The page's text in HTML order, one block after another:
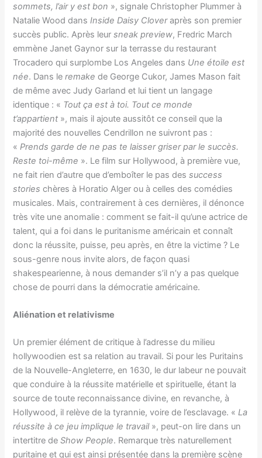
sommets, l’air y est bon », signale Christopher Plummer à
Natalie Wood dans Inside Daisy Cloveraprès son premier
succès public. Après leursneak preview, Fredric March
emmène Janet Gaynor sur la terrasse du restaurant
Trocadero qui surplombe Los Angeles dans Une étoile est
née. Dans le remake de George Cukor, James Mason fait
de même avec Judy Garland et lui tient un langage
identique : « Tout ça est à toi. Tout ce monde
t’appartient », mais il ajoute aussitôt ce conseil que la
majorité des nouvelles Cendrillon ne suivront pas :
« Prends garde de ne pas te laisser griser par le succès.
Reste toi-même ». Le film sur Hollywood, à première vue,
ne fait rien d’autre que d’emboîter le pas dessuccess
stories chères à Horatio Alger ou à celles des comédies
musicales. Mais, contrairement à ces dernières, il dénonce
très vite une anomalie : comment se fait-il qu’une actrice de
talent, qui a foi dans le puritanisme américain et connaît
donc la réussite, puisse, peu après, en être la victime ? Le
sous-genre nous invite alors, de façon quasi
shakespearienne, à nous demander s’il n’y a pas quelque
chose de pourri dans la démocratie américaine.
Aliénation et relativisme
Un premier élément de critique à l’adresse du milieu
hollywoodien est sa relation au travail. Si pour les Puritains
de la Nouvelle-Angleterre, en 1630, le dur labeur ne pouvait
que conduire à la réussite matérielle et spirituelle, étant la
source de toute reconnaissance divine, en revanche, à
Hollywood, il relève de la tyrannie, voire de l’esclavage. «La
réussite à ce jeu implique le travail», peut-on lire dans un
intertitre deShow People. Remarque très naturellement
puritaine et qui est ainsi présentée dans la première scène